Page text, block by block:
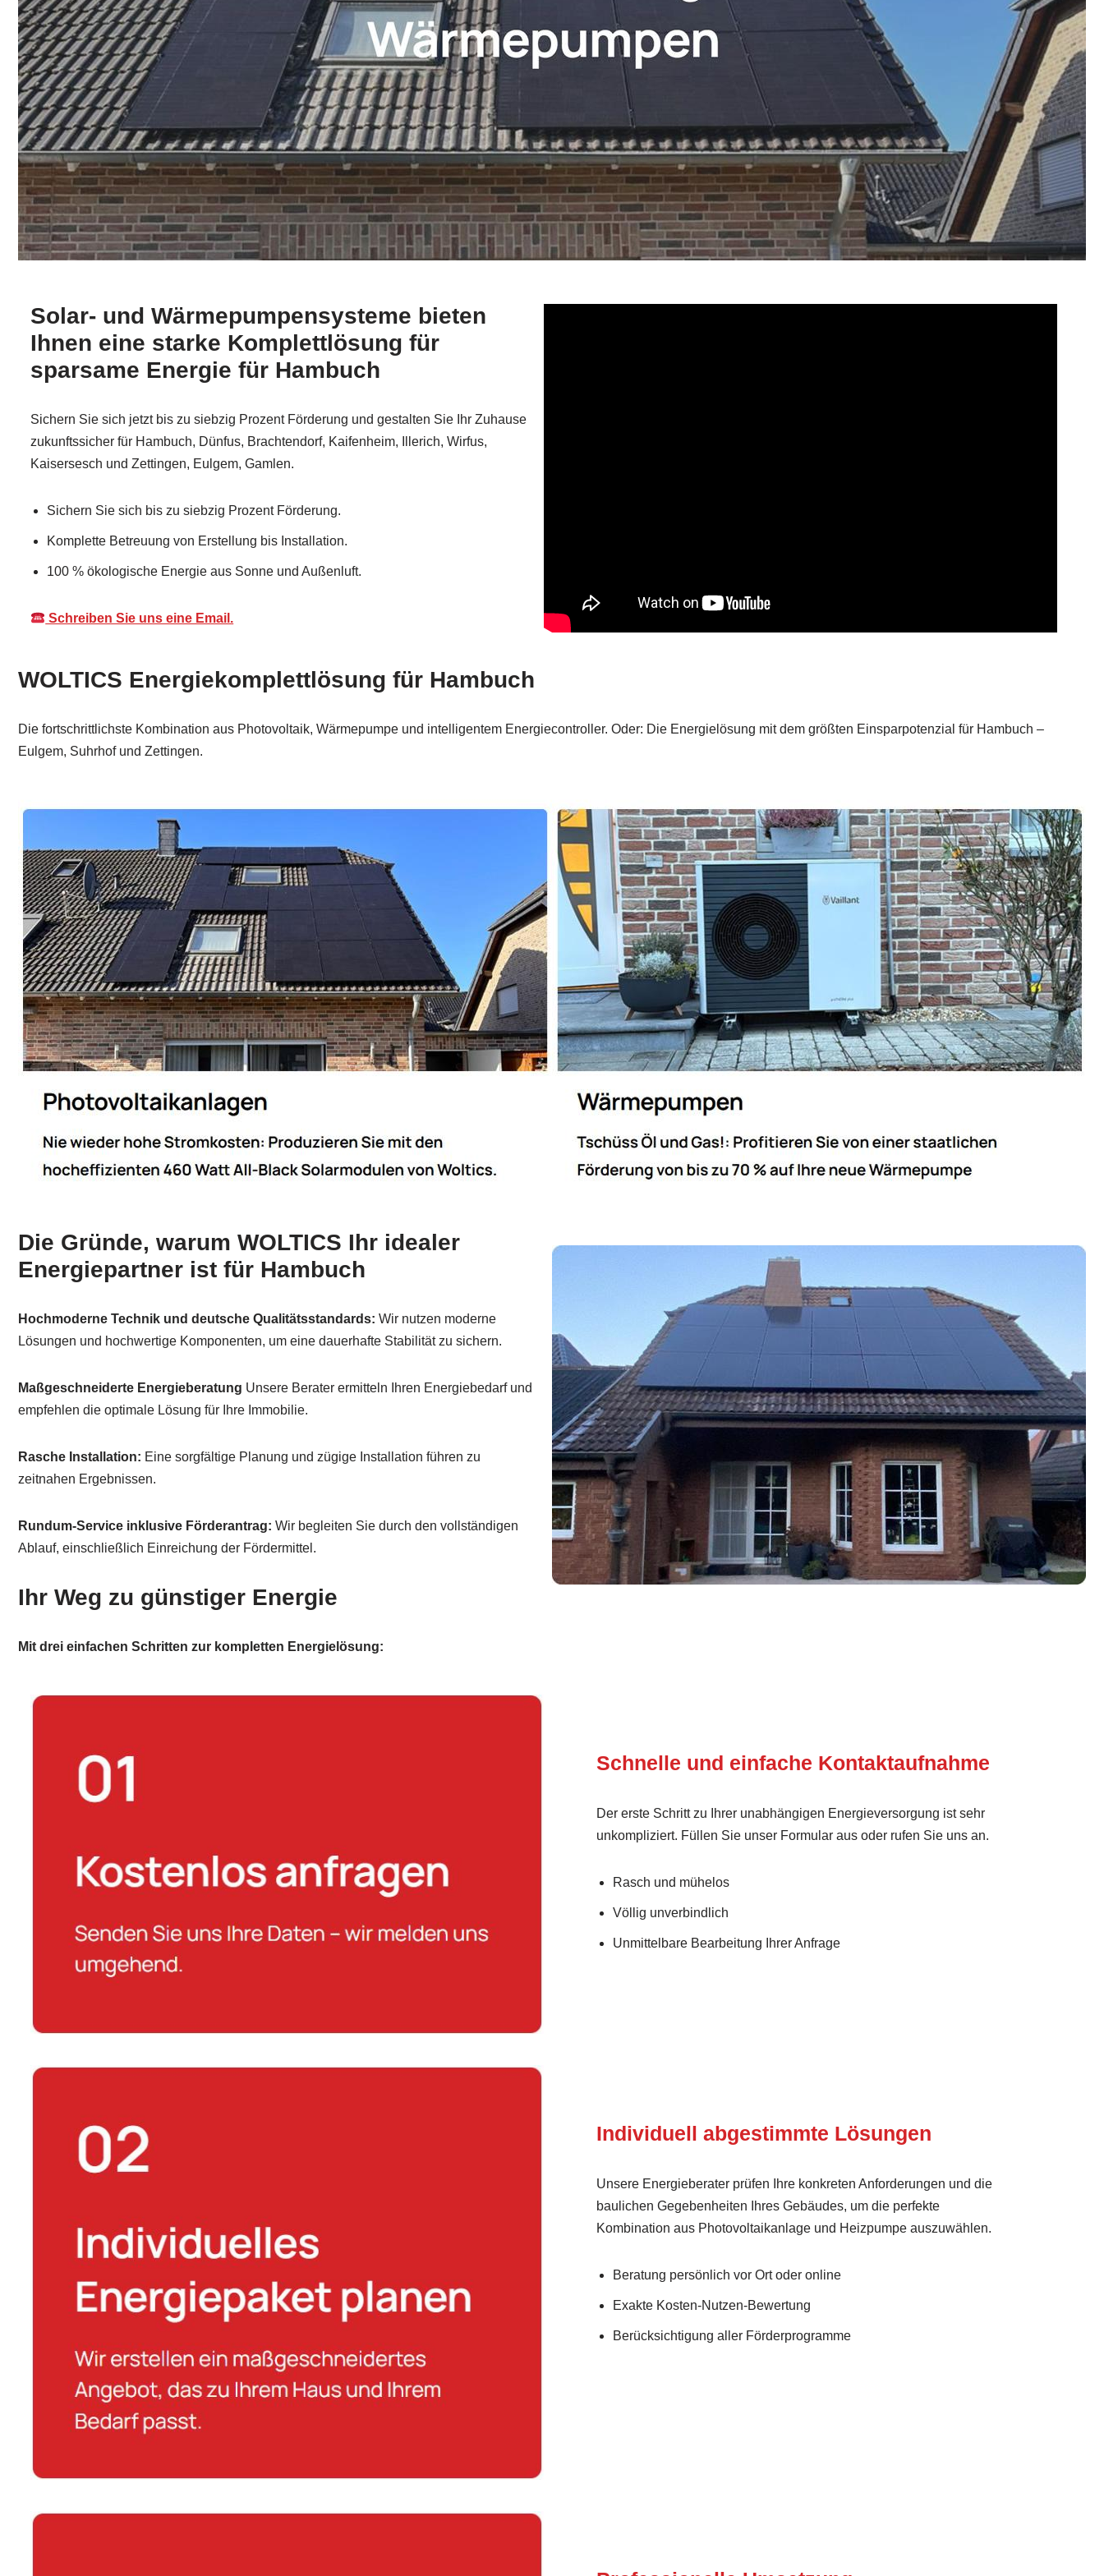
Solar- und Wärmepumpensysteme bieten
Ihnen eine starke Komplettlösung für
sparsame Energie für Hambuch
Sichern Sie sich jetzt bis zu siebzig Prozent Förderung und gestalten Sie Ihr Zuhause
zukunftssicher für Hambuch, Dünfus, Brachtendorf, Kaifenheim, Illerich, Wirfus,
Kaisersesch und Zettingen, Eulgem, Gamlen.
Sichern Sie sich bis zu siebzig Prozent Förderung.
Komplette Betreuung von Erstellung bis Installation.
100 % ökologische Energie aus Sonne und Außenluft.
Schreiben Sie uns eine Email.
WOLTICS Energiekomplettlösung für Hambuch
Die fortschrittlichste Kombination aus Photovoltaik, Wärmepumpe und intelligentem Energiecontroller. Oder: Die Energielösung mit dem größten Einsparpotenzial für Hambuch –
Eulgem, Suhrhof und Zettingen.
Die Gründe, warum WOLTICS Ihr idealer
Energiepartner ist für Hambuch
Hochmoderne Technik und deutsche Qualitätsstandards: Wir nutzen moderne
Lösungen und hochwertige Komponenten, um eine dauerhafte Stabilität zu sichern.
Maßgeschneiderte Energieberatung Unsere Berater ermitteln Ihren Energiebedarf und
empfehlen die optimale Lösung für Ihre Immobilie.
Rasche Installation: Eine sorgfältige Planung und zügige Installation führen zu
zeitnahen Ergebnissen.
Rundum-Service inklusive Förderantrag: Wir begleiten Sie durch den vollständigen
Ablauf, einschließlich Einreichung der Fördermittel.
Ihr Weg zu günstiger Energie
Mit drei einfachen Schritten zur kompletten Energielösung:
Schnelle und einfache Kontaktaufnahme
Der erste Schritt zu Ihrer unabhängigen Energieversorgung ist sehr
unkompliziert. Füllen Sie unser Formular aus oder rufen Sie uns an.
Rasch und mühelos
Völlig unverbindlich
Unmittelbare Bearbeitung Ihrer Anfrage
Individuell abgestimmte Lösungen
Unsere Energieberater prüfen Ihre konkreten Anforderungen und die
baulichen Gegebenheiten Ihres Gebäudes, um die perfekte
Kombination aus Photovoltaikanlage und Heizpumpe auszuwählen.
Beratung persönlich vor Ort oder online
Exakte Kosten-Nutzen-Bewertung
Berücksichtigung aller Förderprogramme